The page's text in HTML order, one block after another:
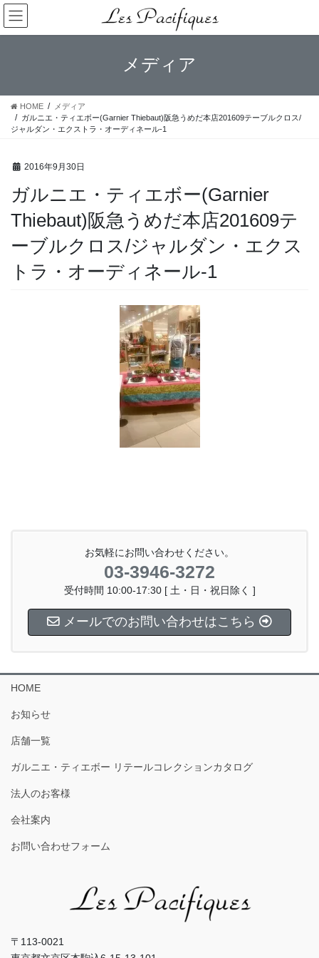
コ
ン
テ
ス
ナ
ビ
ゲ
ン
メディア
HOME
メディア
ガルニエ・ティエボー(Garnier Thiebaut)阪急うめだ本店201609テーブルクロス/
ジャルダン・エクストラ・オーディネール-1
2016年9月30日
ガルニエ・ティエボー(Garnier
Thiebaut)阪急うめだ本店201609テ
ーブルクロス/ジャルダン・エクス
トラ・オーディネール-1
お気軽にお問い合わせください。
03-3946-3272
受付時間 10:00-17:30 [ 土・日・祝日除く ]
メールでのお問い合わせはこちら
HOME
お知らせ
店舗一覧
ガルニエ・ティエボー リテールコレクションカタログ
法人のお客様
会社案内
お問い合わせフォーム
〒113-0021